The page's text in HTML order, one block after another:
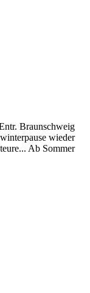
Braunschweig
wieder
Ab Sommer